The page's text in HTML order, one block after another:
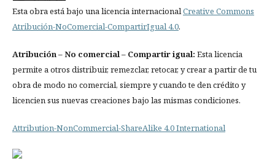
Esta obra está bajo una licencia internacional Creative Commons
Atribución-NoComercial-CompartirIgual 4.0.
Atribución – No comercial – Compartir igual: Esta licencia
permite a otros distribuir, remezclar, retocar, y crear a partir de tu
obra de modo no comercial, siempre y cuando te den crédito y
licencien sus nuevas creaciones bajo las mismas condiciones.
Attribution-NonCommercial-ShareAlike 4.0 International